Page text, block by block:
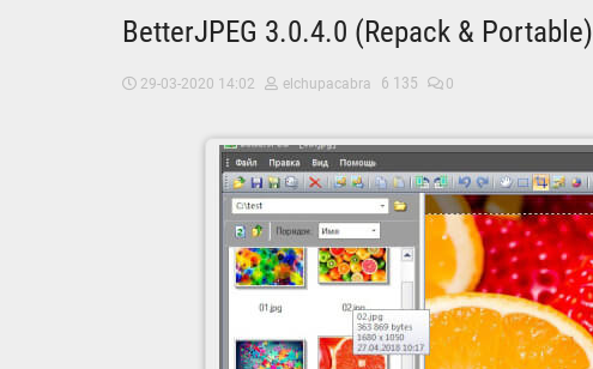
BetterJPEG 3.0.4.0 (Repack & Portable)
29-03-2020 14:02 elchupacabra 6 135 0